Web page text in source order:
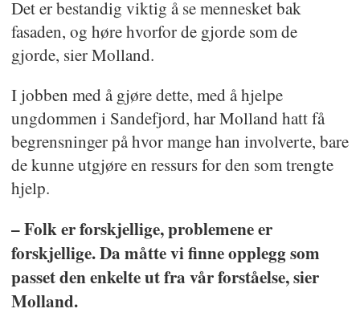
Det er bestandig viktig å se mennesket bak
fasaden, og høre hvorfor de gjorde som de
gjorde, sier Molland.
I jobben med å gjøre dette, med å hjelpe
ungdommen i Sandefjord, har Molland hatt få
begrensninger på hvor mange han involverte, bare
de kunne utgjøre en ressurs for den som trengte
hjelp.
– Folk er forskjellige, problemene er
forskjellige. Da måtte vi finne opplegg som
passet den enkelte ut fra vår forståelse, sier
Molland.